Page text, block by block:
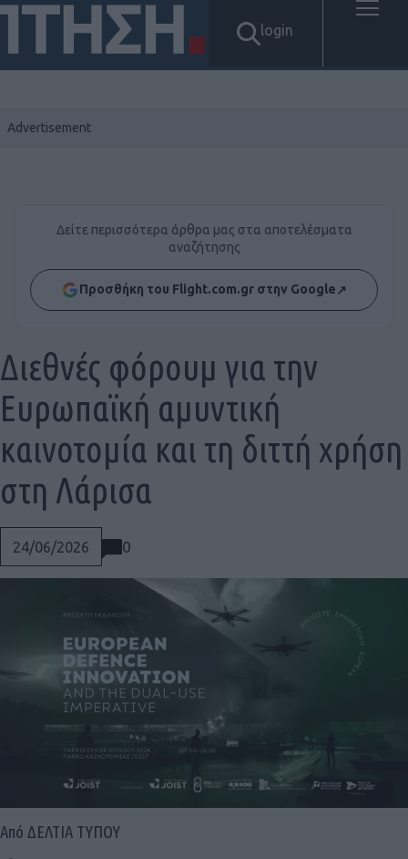
login
Δείτε περισσότερα άρθρα μας στα αποτελέσματα
αναζήτησης
Προσθήκη του Flight.com.gr στην Google↗
24/06/2026 0
Διεθνές φόρουμ για την
Ευρωπαϊκή αμυντική
καινοτομία και τη διττή χρήση
στη Λάρισα
Από ΔΕΛΤΙΑ ΤΥΠΟΥ